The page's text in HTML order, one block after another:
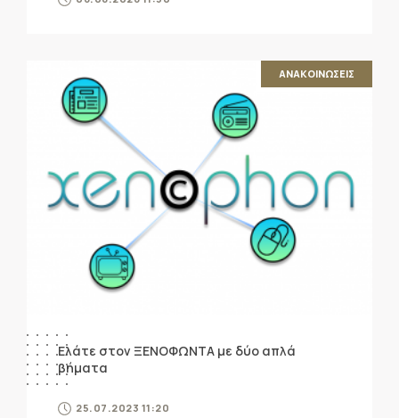
ΑΝΑΚΟΙΝΩΣΕΙΣ
Ελάτε στον ΞΕΝΟΦΩΝΤΑ με δύο απλά
βήματα
25.07.2023 11:20